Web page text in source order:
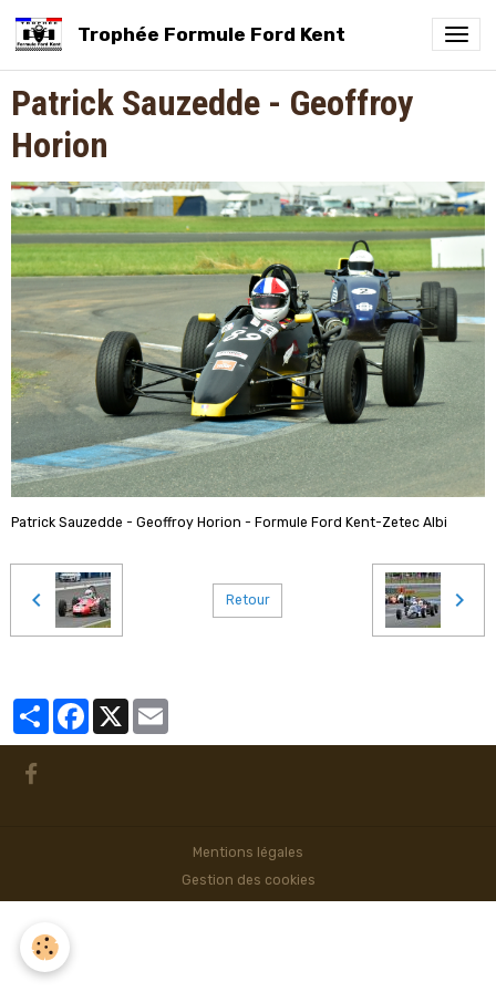
Trophée Formule Ford Kent
Patrick Sauzedde - Geoffroy
Horion
Patrick Sauzedde - Geoffroy Horion - Formule Ford Kent-Zetec Albi
Retour
PartagerFacebook
Mentions légales
Gestion des cookies